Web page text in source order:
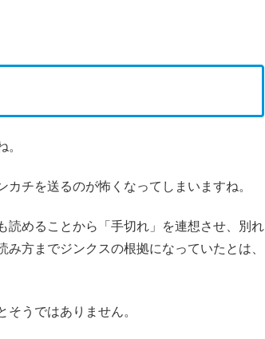
。
チを送るのが怖くなってしまいますね。
読めることから「手切れ」を連想させ、別れ
方までジンクスの根拠になっていたとは、
うではありません。